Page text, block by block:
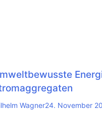
Wagner24. November